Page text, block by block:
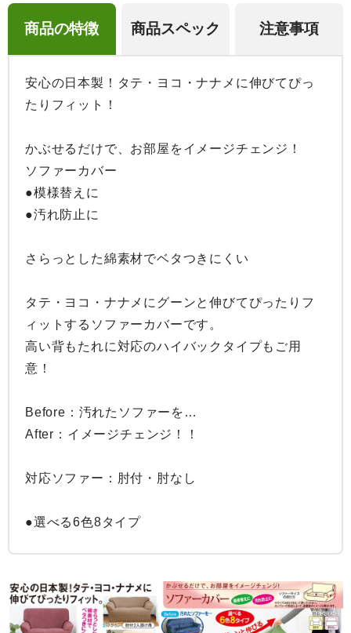
商品の特徴 商品スペック 注意事項
安心の日本製！タテ・ヨコ・ナナメに伸びてぴっ
たりフィット！
かぶせるだけで、お部屋をイメージチェンジ！
ソファーカバー
●模様替えに
●汚れ防止に
さらっとした綿素材でベタつきにくい
タテ・ヨコ・ナナメにグーンと伸びてぴったりフ
ィットするソファーカバーです。
高い背もたれに対応のハイバックタイプもご用
意！
Before：汚れたソファーを…
After：イメージチェンジ！！
対応ソファー：肘付・肘なし
●選べる6色8タイプ